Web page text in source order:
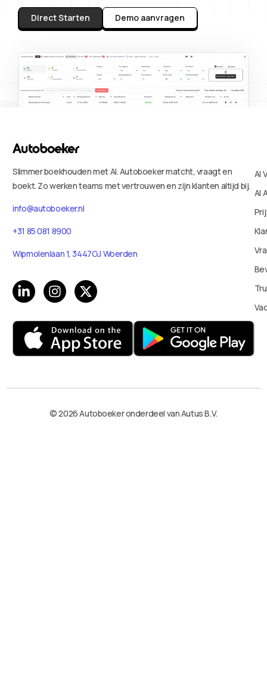
Direct Starten Demo aanvragen
Slimmer boekhouden met AI. Autoboeker matcht, vraagt en
boekt. Zo werken teams met vertrouwen en zijn klanten altijd bij.
info@autoboeker.nl
+31 85 081 8900
Wipmolenlaan 1, 3447GJ Woerden
AI
AI
© 2026 Autoboeker onderdeel van Autus B.V.